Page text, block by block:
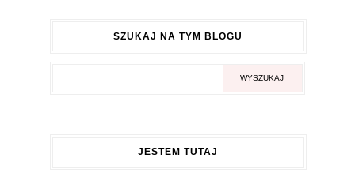
SZUKAJ NA TYM BLOGU
JESTEM TUTAJ